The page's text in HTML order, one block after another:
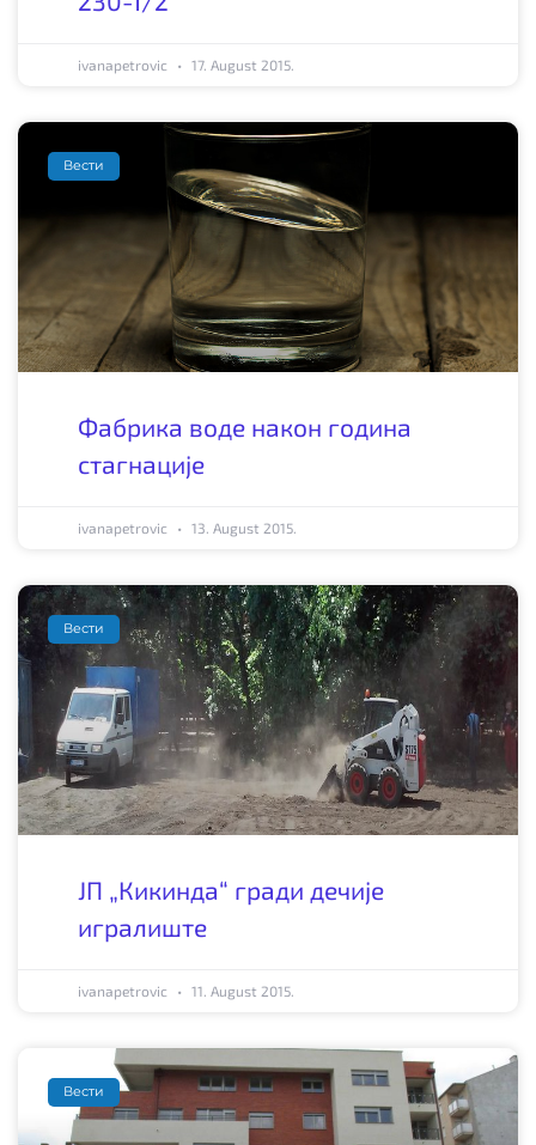
ivanapetrovic 17. August 2015.
Вести
Фабрика воде након година
стагнације
ivanapetrovic 13. August 2015.
Вести
ЈП „Кикинда“ гради дечије
игралиште
ivanapetrovic 11. August 2015.
Вести